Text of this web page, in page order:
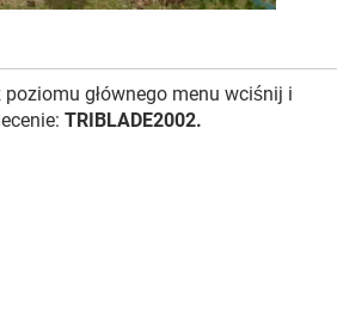
głównego menu wciśnij i
TRIBLADE2002.